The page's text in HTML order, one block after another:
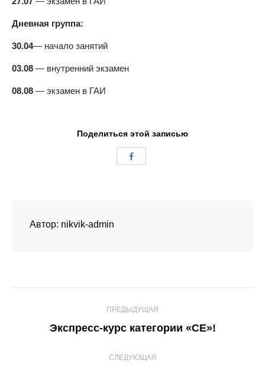
Дневная группа:
30.04— начало занятий
03.08 — внутренний экзамен
08.08 — экзамен в ГАИ
Поделиться этой записью
Автор: nikvik-admin
ПРЕДЫДУЩАЯ
Предыдущая
Экспресс-курс категории «СЕ»!
СЛЕДУЮЩАЯ